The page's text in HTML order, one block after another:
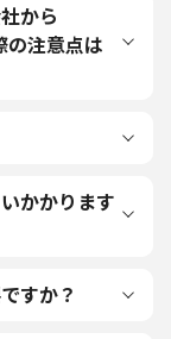
から
の注意点は
かかります
すか？